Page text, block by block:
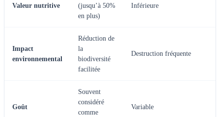
Valeur nutritive
(jusqu’à 50%
en plus)
Inférieure
Impact
environnemental
Réduction de
la
biodiversité
facilitée
Destruction fréquente
Goût
Souvent
considéré
comme
Variable